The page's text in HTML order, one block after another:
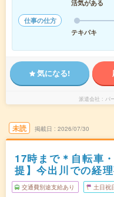
活気がある
仕事の仕方
テキパキ
気になる!
派遣会社 パ
未読 掲載日 2026/07/30
17時まで＊自転車
提】今出川での経
交通費別途支給あり 土日祝